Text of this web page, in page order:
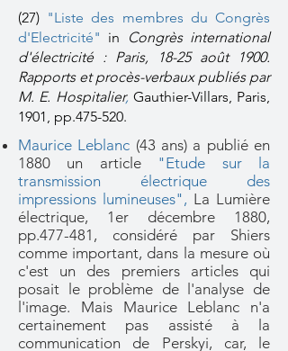
(27) "Liste des membres du Congrès
d'Electricité" in
Congrès international
d'électricité : Paris, 18-25 août 1900.
Rapports et procès-verbaux publiés par
M. E. Hospitalier, Gauthier-Villars, Paris,
1901, pp.475-520.
Maurice Leblanc (43 ans) a publié en
1880 un article "Etude sur la
transmission électrique des
impressions lumineuses", La Lumière
électrique, 1er décembre 1880,
pp.477-481, considéré par Shiers
comme important, dans la mesure où
c'est un des premiers articles qui
posait le problème de l'analyse de
l'image. Mais Maurice Leblanc n'a
certainement pas assisté à la
communication de Perskyi, car, le